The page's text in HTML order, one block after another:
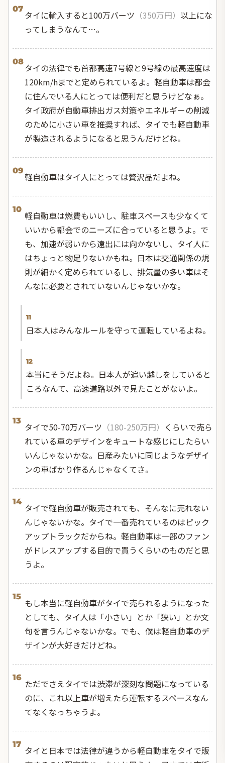
07
タイに輸入すると100万バーツ （350万円） 以上にな
ってしまうなんて…。
08
タイの法律でも首都高速7号線と9号線の最高速度は
120km/hまでと定められているよ。軽自動車は都会
に住んでいる人にとっては便利だと思うけどなぁ。
タイ政府が自動車排出ガス対策やエネルギーの削減
のために小さい車を推奨すれば、タイでも軽自動車
が製造されるようになると思うんだけどね。
09
軽自動車はタイ人にとっては贅沢品だよね。
10
軽自動車は燃費もいいし、駐車スペースも少なくて
いいから都会でのニーズに合っていると思うよ。で
も、加速が弱いから遠出には向かないし、タイ人に
はちょっと物足りないかもね。日本は交通関係の規
則が細かく定められているし、排気量の多い車はそ
んなに必要とされていないんじゃないかな。
11
日本人はみんなルールを守って運転しているよね。
12
本当にそうだよね。日本人が追い越しをしていると
ころなんて、高速道路以外で見たことがないよ。
13
タイで50-70万バーツ （180-250万円） くらいで売ら
れている車のデザインをキュートな感じにしたらい
いんじゃないかな。日産みたいに同じようなデザイ
ンの車ばかり作るんじゃなくてさ。
14
タイで軽自動車が販売されても、そんなに売れない
んじゃないかな。タイで一番売れているのはピック
アップトラックだからね。軽自動車は一部のファン
がドレスアップする目的で買うくらいのものだと思
うよ。
15
もし本当に軽自動車がタイで売られるようになった
としても、タイ人は「小さい」とか「狭い」とか文
句を言うんじゃないかな。でも、僕は軽自動車のデ
ザインが大好きだけどね。
16
ただでさえタイでは渋滞が深刻な問題になっている
のに、これ以上車が増えたら運転するスペースなん
てなくなっちゃうよ。
17
タイと日本では法律が違うから軽自動車をタイで販